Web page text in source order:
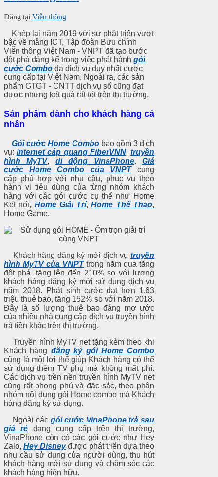
Đăng tại Viễn thông
Khép lại năm 2019 với sự phát triển vượt
bậc về mảng ICT, Tập đoàn Bưu chính
Viễn thông Việt Nam - VNPT đã tạo bước
đột phá đáng kể trong việc phát hành gói
cước Combo đa dịch vụ duy nhất được
cung cấp tại Việt Nam. Ngoài ra, các sản
phẩm GTGT - CNTT dịch vụ số cũng đạt
được những kết quả rất tốt trên thị trường.
Sản phẩm dành cho khách hàng cá
nhân
Gói cước Home Combobao gồm 3 dịch
vụ:internet cáp quang FiberVNN, truyền
hình MyTV, di động VinaPhone. Giá
cước Home Combo của VNPTcung
cấp phù hợp với nhu cầu, phục vụ theo
hành vi tiêu dùng của từng nhóm khách
hàng với các gói cước cụ thể như Home
Kết nối, Home Giải Trí,Home Thể Thao,
Home Game.
Khách hàng đăng ký mới dịch vụ truyền
hình MyTV của VNPTtrong năm qua tăng
đột phá, tăng lên đến 210% so với lượng
khách hàng đăng ký mới sử dụng dịch vụ
năm 2018. Phát sinh cước đạt hơn 1,63
triệu thuê bao, tăng 152% so với năm 2018.
Đây là số lượng thuê bao đáng mơ ước
của nhiều nhà cung cấp dịch vụ truyền hình
trả tiền khác trên thị trường.
Truyền hình MyTV net tặng kèm theo khi
Khách hàng đăng ký gói Home Combo
cũng là một lợi thế giúp Khách hàng có thể
sử dụng thêm TV phụ mà không mất phí.
Các dịch vụ trền nền truyền hình MyTV net
cũng rất phong phú và đặc sắc, theo phân
nhóm nội dung gói Home combo mà Khách
hàng đăng ký sử dụng.
Ngoài các gói cước VinaPhone trả sau
giá rẻđang cung cấp trên thị trường,
VinaPhone còn có các gói cước như Hey
Zalo,Hey Disneyđược phát triển dựa theo
nhu cầu sử dụng của người dùng, thu hút
khách hàng mới sử dụng và chăm sóc các
khách hàng hiện hữu.